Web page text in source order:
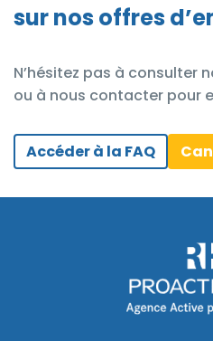
sur nos offres
N’hésitez pas à consulter
ou à nous contacter pour
Accéder à la FAQ